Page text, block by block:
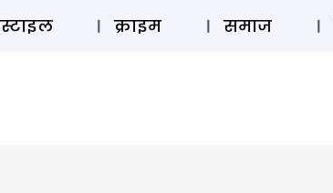
ऑडियो स्टोरी लॉग इन
क्राइम समाज